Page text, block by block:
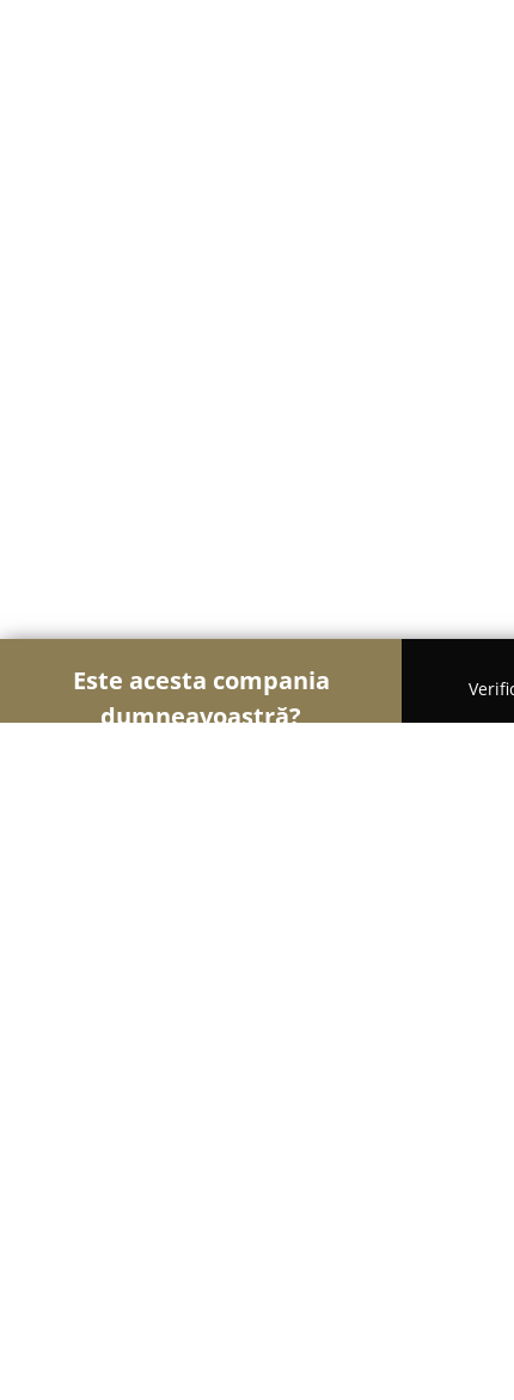
Este acesta compania
dumneavoastră?